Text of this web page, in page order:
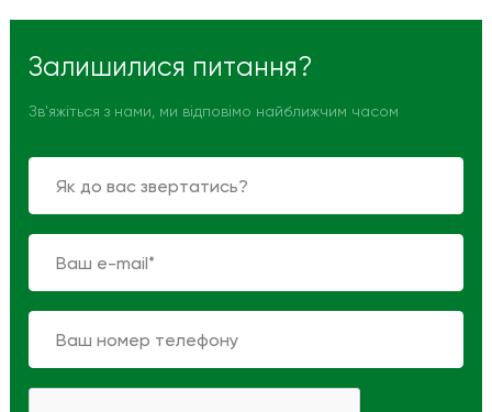
Залишилися питання?
Зв'яжіться з нами, ми відповімо найближчим часом